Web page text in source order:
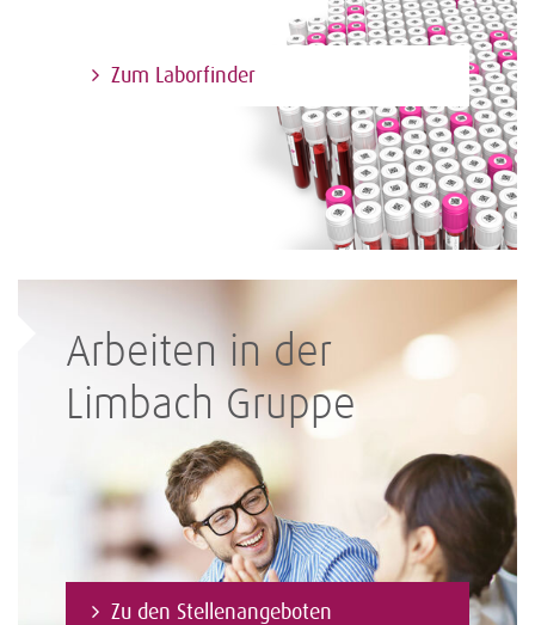
Zum Laborfinder
Arbeiten in der
Limbach Gruppe
Zu den Stellenangeboten